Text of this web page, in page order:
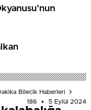
Bilecik Haberleri
186
5 Eylül 2024